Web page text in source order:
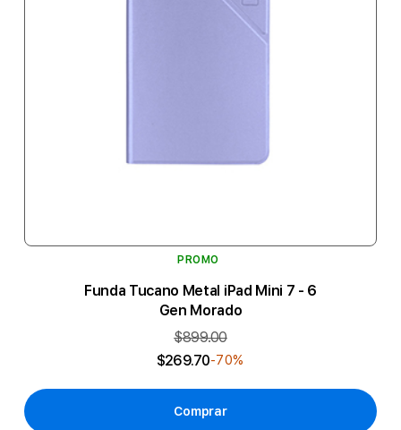
PROMO
Funda Tucano Metal iPad Mini 7 - 6
Gen Morado
$899.00
$269.70-70%
Comprar